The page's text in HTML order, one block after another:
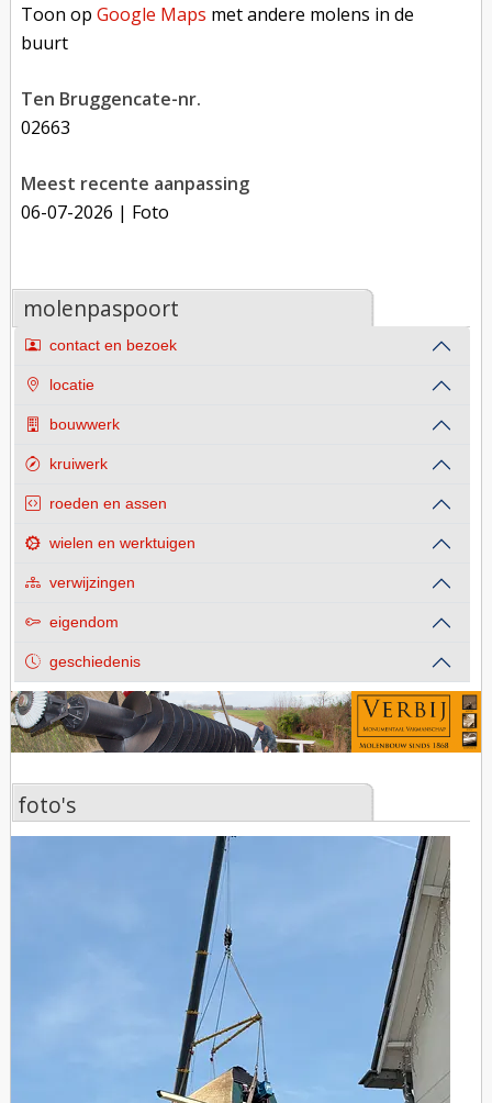
Toon opGoogle Maps met andere molens in de
buurt
Ten Bruggencate-nr.
02663
Meest recente aanpassing
06-07-2026 | Foto
molenpaspoort
contact en bezoek
locatie
bouwwerk
kruiwerk
roeden en assen
wielen en werktuigen
verwijzingen
eigendom
geschiedenis
foto's